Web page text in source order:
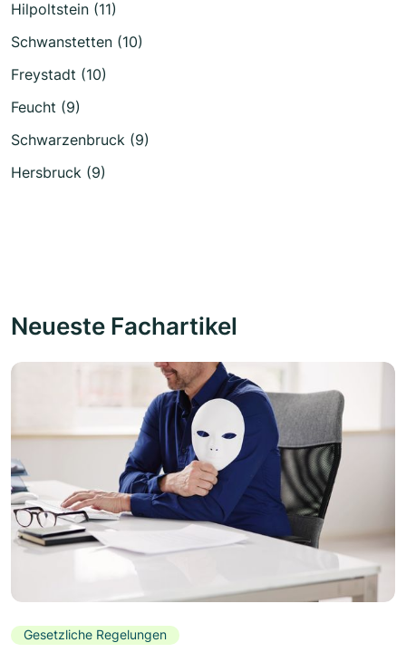
Hilpoltstein (11)
Schwanstetten (10)
Freystadt (10)
Feucht (9)
Schwarzenbruck (9)
Hersbruck (9)
Neueste Fachartikel
Gesetzliche Regelungen